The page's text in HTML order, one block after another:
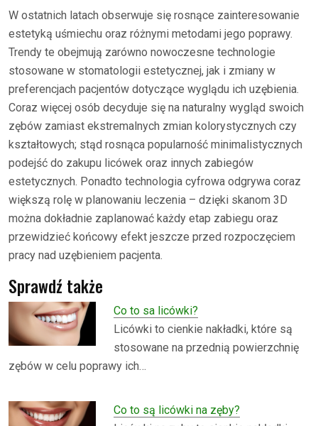
W ostatnich latach obserwuje się rosnące zainteresowanie
estetyką uśmiechu oraz różnymi metodami jego poprawy.
Trendy te obejmują zarówno nowoczesne technologie
stosowane w stomatologii estetycznej, jak i zmiany w
preferencjach pacjentów dotyczące wyglądu ich uzębienia.
Coraz więcej osób decyduje się na naturalny wygląd swoich
zębów zamiast ekstremalnych zmian kolorystycznych czy
kształtowych; stąd rosnąca popularność minimalistycznych
podejść do zakupu licówek oraz innych zabiegów
estetycznych. Ponadto technologia cyfrowa odgrywa coraz
większą rolę w planowaniu leczenia – dzięki skanom 3D
można dokładnie zaplanować każdy etap zabiegu oraz
przewidzieć końcowy efekt jeszcze przed rozpoczęciem
pracy nad uzębieniem pacjenta.
Sprawdź także
Co to sa licówki?
Licówki to cienkie nakładki, które są
stosowane na przednią powierzchnię
zębów w celu poprawy ich…
Co to są licówki na zęby?